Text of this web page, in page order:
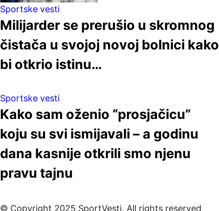
Sportske vesti
Milijarder se prerušio u skromnog
čistača u svojoj novoj bolnici kako
bi otkrio istinu…
Sportske vesti
Kako sam oženio “prosjačicu”
koju su svi ismijavali – a godinu
dana kasnije otkrili smo njenu
pravu tajnu
© Copyright 2025 SportVesti. All rights reserved